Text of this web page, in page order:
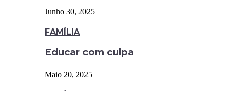
Junho 30, 2025
FAMÍLIA
Educar com culpa
Maio 20, 2025